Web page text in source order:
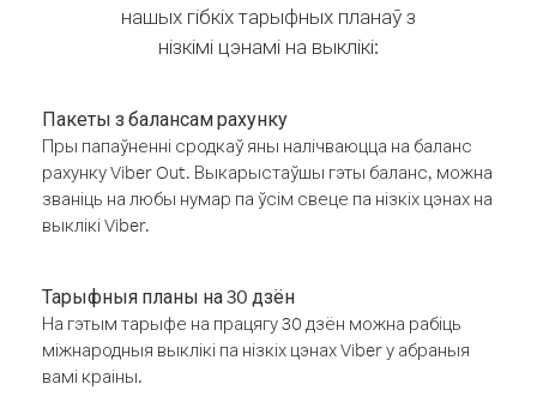
нашых гібкіх тарыфных планаў з
нізкімі цэнамі на выклікі:
Пакеты з балансам рахунку
Пры папаўненні сродкаў яны налічваюцца на баланс
рахунку Viber Out. Выкарыстаўшы гэты баланс, можна
званіць на любы нумар па ўсім свеце па нізкіх цэнах на
выклікі Viber.
Тарыфныя планы на 30 дзён
На гэтым тарыфе на працягу 30 дзён можна рабіць
міжнародныя выклікі па нізкіх цэнах Viber у абраныя
вамі краіны.